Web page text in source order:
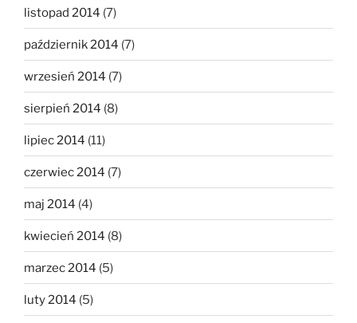
listopad 2014 (7)
październik 2014 (7)
wrzesień 2014 (7)
sierpień 2014 (8)
lipiec 2014 (11)
czerwiec 2014 (7)
maj 2014 (4)
kwiecień 2014 (8)
marzec 2014 (5)
luty 2014 (5)